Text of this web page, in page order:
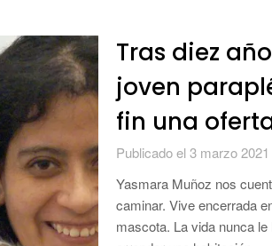
Tras diez
joven
fin una
Publicado el 3 marzo 2021
Yasmara Muñoz nos
caminar. Vive encerrada
mascota. La vida nunca